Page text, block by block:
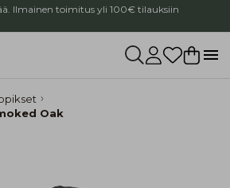
Ilmainen toimitus yli 100€ tilauksiin
Oak